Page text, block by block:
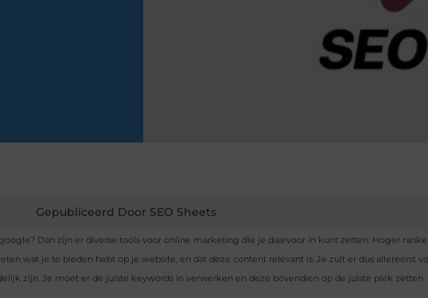
Gepubliceerd Door SEO Sheets
Dan zijn er diverse tools voor online marketing die je daarvoor in kunt zetten. Hoger
wat je te bieden hebt op je website, en dat deze content relevant is. Je zult er dus allereerst
zijn. Je moet er de juiste keywords in verwerken en deze bovendien op de juiste plek zetten.